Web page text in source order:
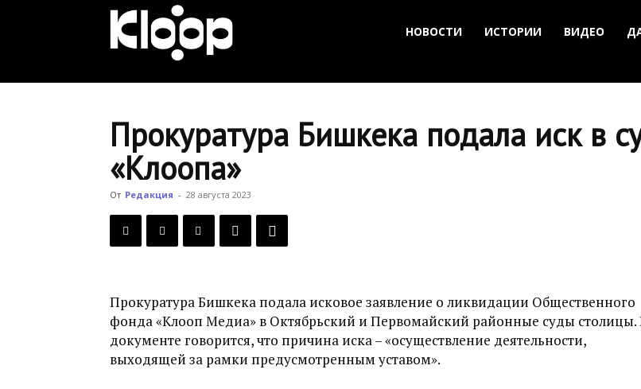
Новости
Кыргызстана
НОВОСТИ ИСТОРИИ ВИДЕО
Прокуратура Бишкека подала иск в
«Клоопа»
От Редакция - 28 августа 2023
Прокуратура Бишкека подала исковое заявление о ликвидации Общественного
фонда «Клооп Медиа» в Октябрьский и Первомайский районные суды столицы.
документе говорится, что причина иска – «осуществление деятельности,
выходящей за рамки предусмотренным уставом».